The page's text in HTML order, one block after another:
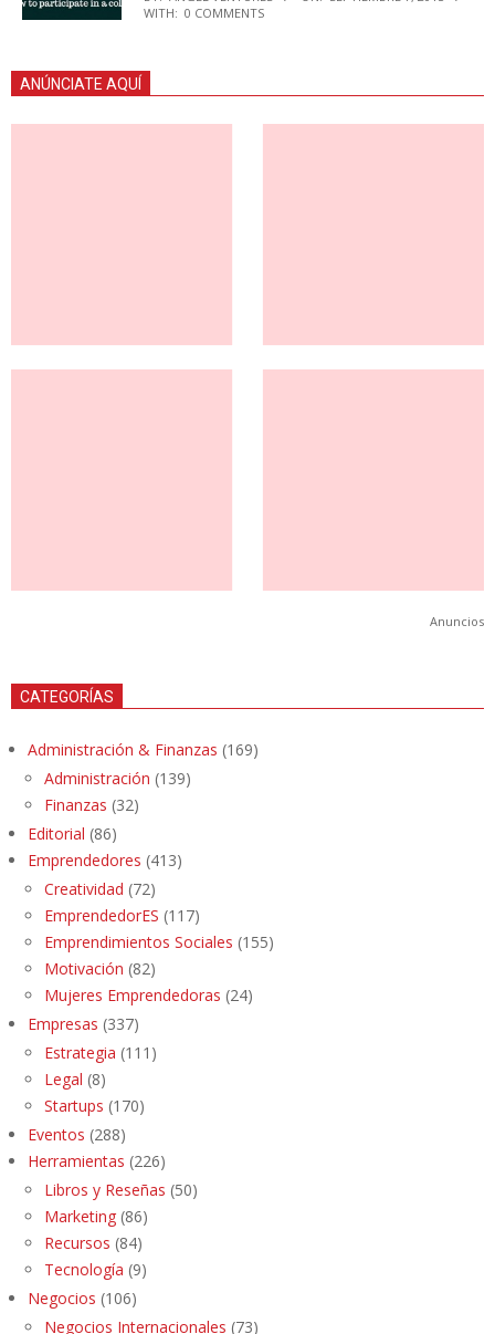
WITH: 0 COMMENTS
ANÚNCIATE AQUÍ
Anuncios
CATEGORÍAS
Administración & Finanzas (169)
Administración (139)
Finanzas (32)
Editorial (86)
Emprendedores (413)
Creatividad (72)
EmprendedorES (117)
Emprendimientos Sociales (155)
Motivación (82)
Mujeres Emprendedoras (24)
Empresas (337)
Estrategia (111)
Legal (8)
Startups (170)
Eventos (288)
Herramientas (226)
Libros y Reseñas (50)
Marketing (86)
Recursos (84)
Tecnología (9)
Negocios (106)
Negocios Internacionales (73)